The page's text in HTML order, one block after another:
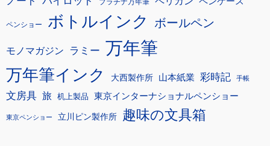
ペンショー ボトルインク ボールペン
モノマガジン ラミー 万年筆
万年筆インク 大西製作所 山本紙業 彩時記 手帳
文房具 旅 机上製品 東京インターナショナルペンショー
東京ペンショー 立川ピン製作所 趣味の文具箱